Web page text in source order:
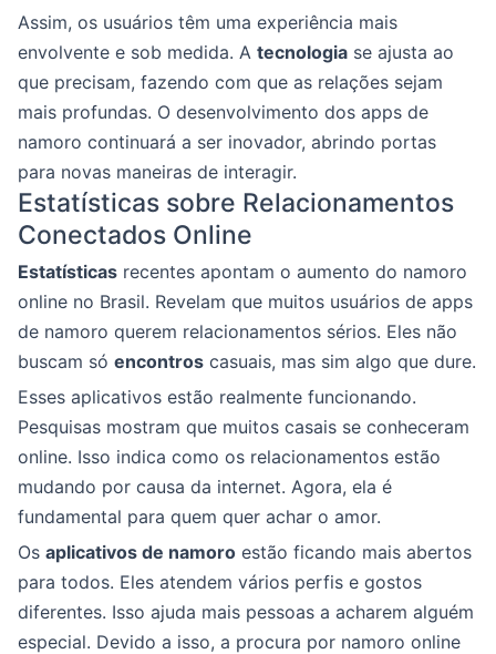
Assim, os usuários têm uma experiência mais
envolvente e sob medida. A tecnologia se ajusta ao
que precisam, fazendo com que as relações sejam
mais profundas. O desenvolvimento dos apps de
namoro continuará a ser inovador, abrindo portas
para novas maneiras de interagir.
Estatísticas sobre Relacionamentos
Conectados Online
Estatísticas recentes apontam o aumento do namoro
online no Brasil. Revelam que muitos usuários de apps
de namoro querem relacionamentos sérios. Eles não
buscam só encontros casuais, mas sim algo que dure.
Esses aplicativos estão realmente funcionando.
Pesquisas mostram que muitos casais se conheceram
online. Isso indica como os relacionamentos estão
mudando por causa da internet. Agora, ela é
fundamental para quem quer achar o amor.
Os aplicativos de namoro estão ficando mais abertos
para todos. Eles atendem vários perfis e gostos
diferentes. Isso ajuda mais pessoas a acharem alguém
especial. Devido a isso, a procura por namoro online